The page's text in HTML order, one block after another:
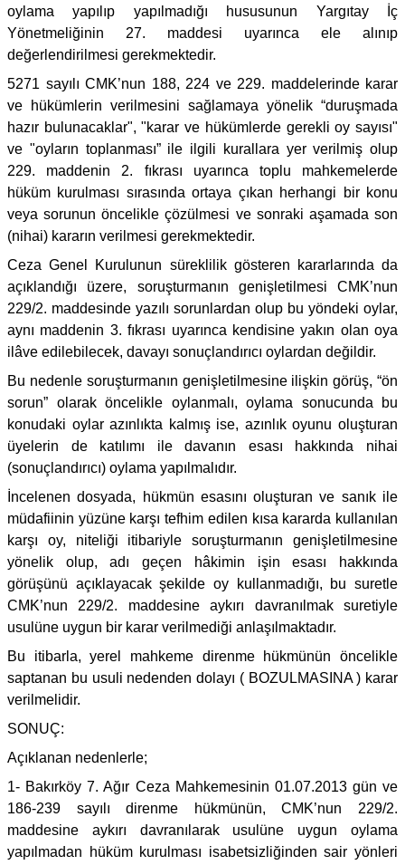
oylama yapılıp yapılmadığı hususunun Yargıtay İç
Yönetmeliğinin 27. maddesi uyarınca ele alınıp
değerlendirilmesi gerekmektedir.
5271 sayılı CMK’nun 188, 224 ve 229. maddelerinde karar
ve hükümlerin verilmesini sağlamaya yönelik “duruşmada
hazır bulunacaklar", "karar ve hükümlerde gerekli oy sayısı"
ve "oyların toplanması” ile ilgili kurallara yer verilmiş olup
229. maddenin 2. fıkrası uyarınca toplu mahkemelerde
hüküm kurulması sırasında ortaya çıkan herhangi bir konu
veya sorunun öncelikle çözülmesi ve sonraki aşamada son
(nihai) kararın verilmesi gerekmektedir.
Ceza Genel Kurulunun süreklilik gösteren kararlarında da
açıklandığı üzere, soruşturmanın genişletilmesi CMK’nun
229/2. maddesinde yazılı sorunlardan olup bu yöndeki oylar,
aynı maddenin 3. fıkrası uyarınca kendisine yakın olan oya
ilâve edilebilecek, davayı sonuçlandırıcı oylardan değildir.
Bu nedenle soruşturmanın genişletilmesine ilişkin görüş, “ön
sorun” olarak öncelikle oylanmalı, oylama sonucunda bu
konudaki oylar azınlıkta kalmış ise, azınlık oyunu oluşturan
üyelerin de katılımı ile davanın esası hakkında nihai
(sonuçlandırıcı) oylama yapılmalıdır.
İncelenen dosyada, hükmün esasını oluşturan ve sanık ile
müdafiinin yüzüne karşı tefhim edilen kısa kararda kullanılan
karşı oy, niteliği itibariyle soruşturmanın genişletilmesine
yönelik olup, adı geçen hâkimin işin esası hakkında
görüşünü açıklayacak şekilde oy kullanmadığı, bu suretle
CMK’nun 229/2. maddesine aykırı davranılmak suretiyle
usulüne uygun bir karar verilmediği anlaşılmaktadır.
Bu itibarla, yerel mahkeme direnme hükmünün öncelikle
saptanan bu usuli nedenden dolayı ( BOZULMASINA ) karar
verilmelidir.
SONUÇ:
Açıklanan nedenlerle;
1- Bakırköy 7. Ağır Ceza Mahkemesinin 01.07.2013 gün ve
186-239 sayılı direnme hükmünün, CMK’nun 229/2.
maddesine aykırı davranılarak usulüne uygun oylama
yapılmadan hüküm kurulması isabetsizliğinden sair yönleri